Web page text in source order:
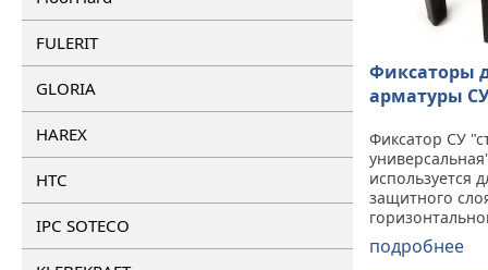
FULERIT
GLORIA
HAREX
HTC
IPC SOTECO
Фиксаторы
арматуры
Фиксатор СУ
используется
защитного
слой Диаметр
подробнее